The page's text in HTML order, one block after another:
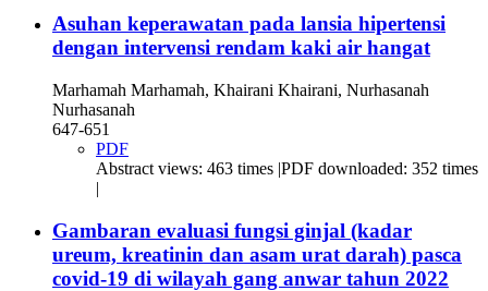
Asuhan keperawatan pada lansia hipertensi
dengan intervensi rendam kaki air hangat
Marhamah Marhamah, Khairani Khairani, Nurhasanah
Nurhasanah
647-651
PDF
Abstract views: 463 times |PDF downloaded: 352 times
|
Gambaran evaluasi fungsi ginjal (kadar
ureum, kreatinin dan asam urat darah) pasca
covid-19 di wilayah gang anwar tahun 2022